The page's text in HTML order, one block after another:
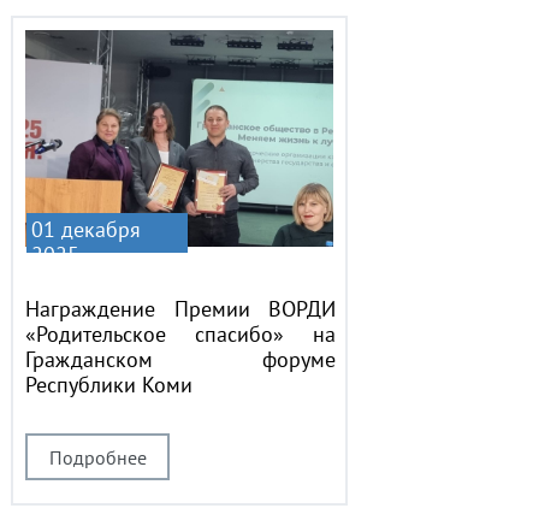
Подробнее
Награждение Премии ВОРДИ
«Родительское спасибо» на
Гражданском форуме
Республики Коми
01 декабря
2025